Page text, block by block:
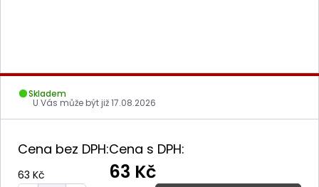
Skladem
U Vás může být již17.08.2026
Cena bez DPH:
63 Kč
Cena s DPH:
63 Kč